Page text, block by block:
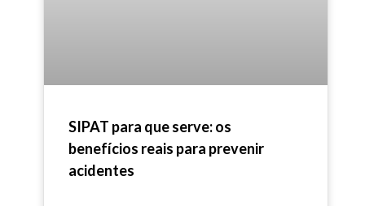
SIPAT para que serve: os
benefícios reais para prevenir
acidentes